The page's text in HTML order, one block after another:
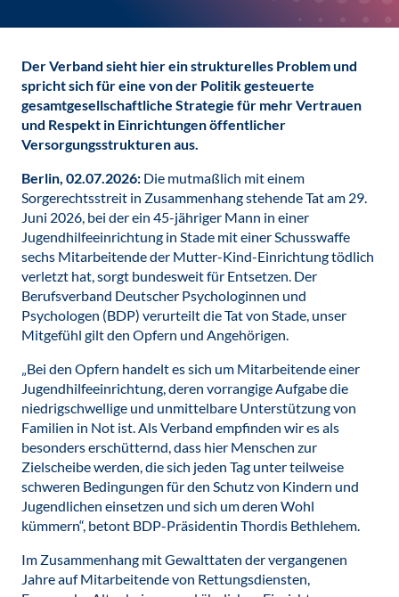
Der Verband sieht hier ein strukturelles Problem und
spricht sich für eine von der Politik gesteuerte
gesamtgesellschaftliche Strategie für mehr Vertrauen
und Respekt in Einrichtungen öffentlicher
Versorgungsstrukturen aus.
Berlin, 02.07.2026: Die mutmaßlich mit einem
Sorgerechtsstreit in Zusammenhang stehende Tat am 29.
Juni 2026, bei der ein 45-jähriger Mann in einer
Jugendhilfeeinrichtung in Stade mit einer Schusswaffe
sechs Mitarbeitende der Mutter-Kind-Einrichtung tödlich
verletzt hat, sorgt bundesweit für Entsetzen. Der
Berufsverband Deutscher Psychologinnen und
Psychologen (BDP) verurteilt die Tat von Stade, unser
Mitgefühl gilt den Opfern und Angehörigen.
„Bei den Opfern handelt es sich um Mitarbeitende einer
Jugendhilfeeinrichtung, deren vorrangige Aufgabe die
niedrigschwellige und unmittelbare Unterstützung von
Familien in Not ist. Als Verband empfinden wir es als
besonders erschütternd, dass hier Menschen zur
Zielscheibe werden, die sich jeden Tag unter teilweise
schweren Bedingungen für den Schutz von Kindern und
Jugendlichen einsetzen und sich um deren Wohl
kümmern“, betont BDP-Präsidentin Thordis Bethlehem.
Im Zusammenhang mit Gewalttaten der vergangenen
Jahre auf Mitarbeitende von Rettungsdiensten,